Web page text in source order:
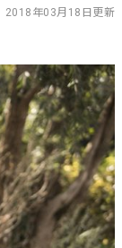
2018年03月18日更新